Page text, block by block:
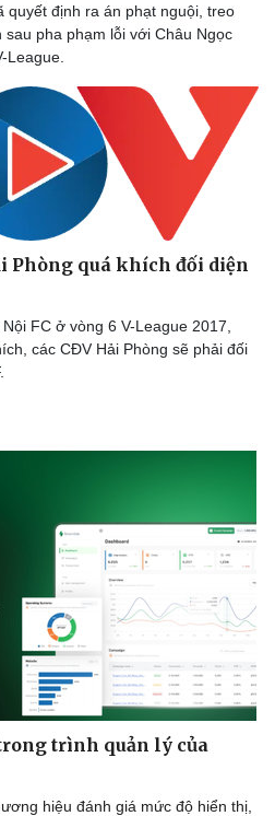
Đời sống
Nhà đẹp
Tình yêu - Gia đình
quyết định ra án phạt nguội, treo
pha phạm lỗi với Châu Ngọc
League.
Phòng quá khích đối diện
FC ở vòng 6 V-League 2017,
các CĐV Hải Phòng sẽ phải đối
trình quản lý của
hiệu đánh giá mức độ hiển thị,